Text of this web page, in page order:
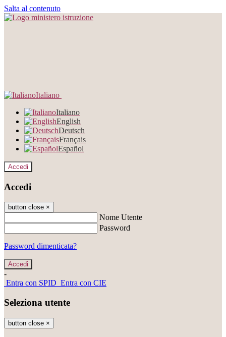
Salta al contenuto
Italiano
Italiano
English
Deutsch
Français
Español
Accedi
Accedi
button close ×
Nome Utente
Password
Password dimenticata?
-
Entra con SPID Entra con CIE
Seleziona utente
button close ×